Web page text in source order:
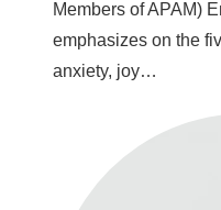
Members of APAM)
emphasizes on the
anxiety, joy…